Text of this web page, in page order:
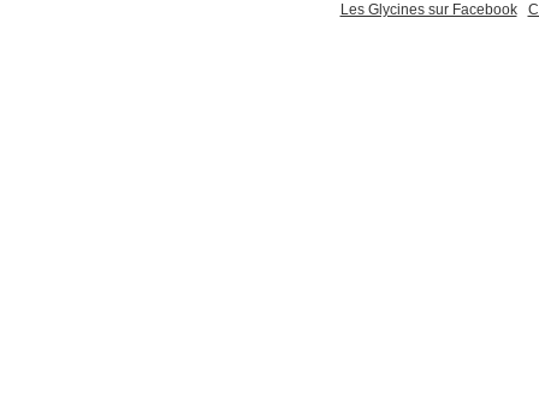
Les Glycines sur Facebook